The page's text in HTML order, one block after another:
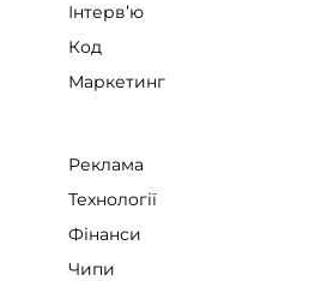
Інтервʼю
Код
Маркетинг
Реклама
Технології
Фінанси
Чипи